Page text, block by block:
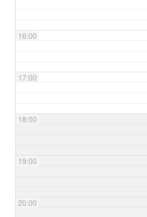
16:00
17:00
18:00
19:00
20:00